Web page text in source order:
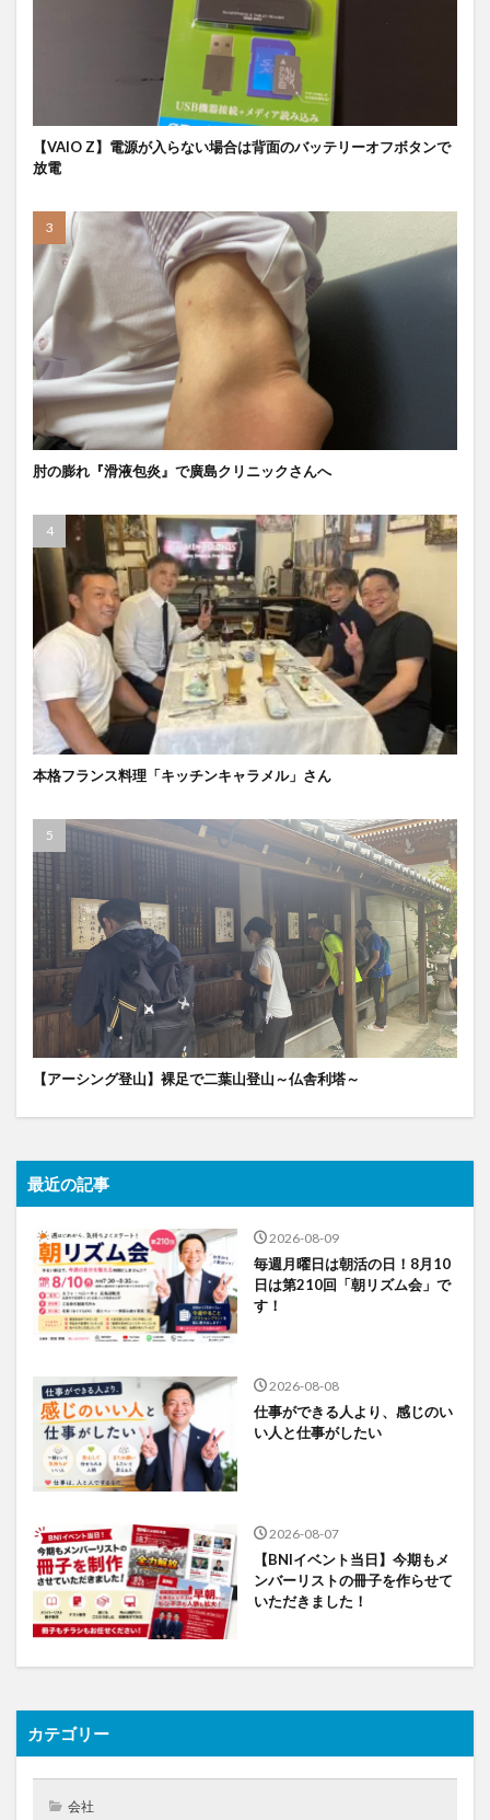
【VAIO Z】電源が入らない場合は背面のバッテリーオフボタンで
放電
肘の膨れ『滑液包炎』で廣島クリニックさんへ
本格フランス料理「キッチンキャラメル」さん
【アーシング登山】裸足で二葉山登山～仏舎利塔～
最近の記事
2026-08-09
毎週月曜日は朝活の日！8月10
日は第210回「朝リズム会」で
す！
2026-08-08
仕事ができる人より、感じのい
い人と仕事がしたい
2026-08-07
【BNIイベント当日】今期もメ
ンバーリストの冊子を作らせて
いただきました！
カテゴリー
会社